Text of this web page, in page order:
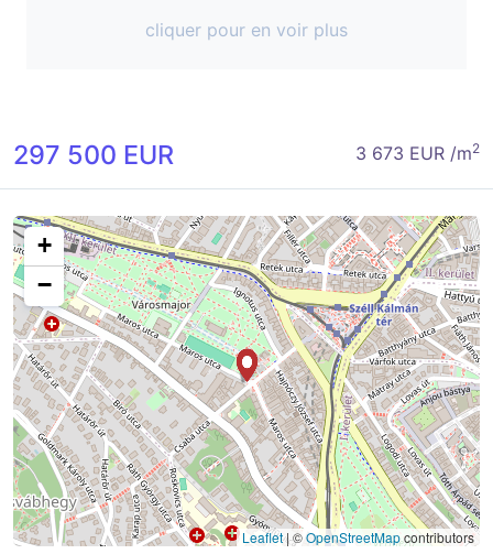
cliquer pour en voir plus
297 500 EUR 3 673 EUR /m2
+
−
Leaflet|©OpenStreetMapcontributors